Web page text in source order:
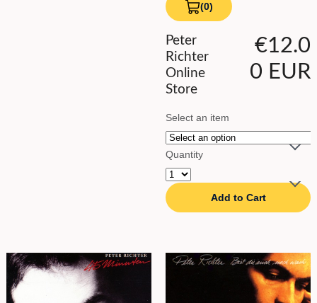
(0)
View
Cart
0
Peter
Richter
Online
Store
€12.0
0 EUR
Select an item
Quantity
Add to Cart